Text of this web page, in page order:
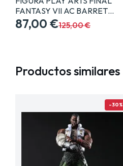
FANTASY VII AC BARRET…
87,00 €125,00 €
Productos similares
-30%